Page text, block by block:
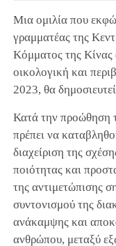
Μια ομιλία που
γραμματέας της
Κόμματος της
οικολογική και
2023, θα
Κατά την προώθηση
πρέπει να
διαχείριση της
ποιότητας και
της αντιμετώπισης
συντονισμού της
ανάκαμψης και
ανθρώπου, μεταξύ